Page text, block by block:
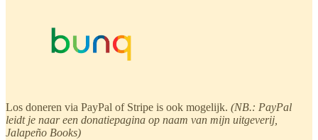
Los doneren via PayPal of Stripe is ook mogelijk. (NB.: PayPal
leidt je naar een donatiepagina op naam van mijn uitgeverij,
Jalapeño Books)